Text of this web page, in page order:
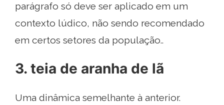
parágrafo só deve ser aplicado em um
contexto lúdico, não sendo recomendado
em certos setores da população..
3. teia de aranha de lã
Uma dinâmica semelhante à anterior.